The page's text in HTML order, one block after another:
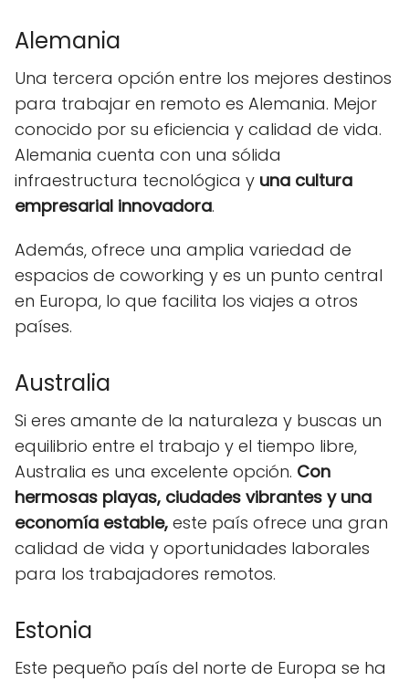
Alemania
Una tercera opción entre los mejores destinos
para trabajar en remoto es Alemania. Mejor
conocido por su eficiencia y calidad de vida.
Alemania cuenta con una sólida
infraestructura tecnológica y una cultura
empresarial innovadora.
Además, ofrece una amplia variedad de
espacios de coworking y es un punto central
en Europa, lo que facilita los viajes a otros
países.
Australia
Si eres amante de la naturaleza y buscas un
equilibrio entre el trabajo y el tiempo libre,
Australia es una excelente opción. Con
hermosas playas, ciudades vibrantes y una
economía estable, este país ofrece una gran
calidad de vida y oportunidades laborales
para los trabajadores remotos.
Estonia
Este pequeño país del norte de Europa se ha